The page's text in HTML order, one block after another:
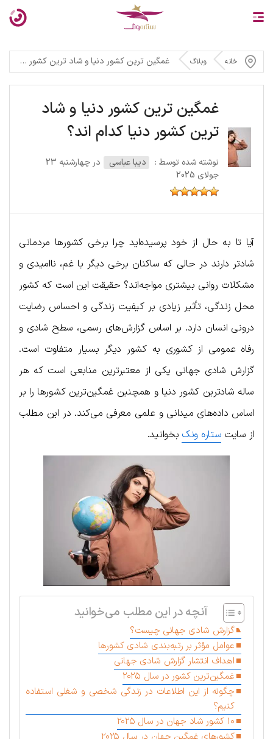
خانه وبلاگ غمگین ترین کشور دنیا و شاد ترین کشور دنیا کدام اند؟
غمگین ترین کشور دنیا و شاد
ترین کشور دنیا کدام اند؟
نوشته شده توسط : دیبا عباسی
در چهارشنبه 23
جولای 2025
آیا تا به حال از خود پرسیده‌اید چرا برخی کشورها مردمانی
شادتر دارند در حالی که ساکنان برخی دیگر با غم، ناامیدی و
مشکلات روانی بیشتری مواجه‌اند؟ حقیقت این است که کشور
محل زندگی، تأثیر زیادی بر کیفیت زندگی و احساس رضایت
درونی انسان دارد. بر اساس گزارش‌های رسمی، سطح شادی و
رفاه عمومی از کشوری به کشور دیگر بسیار متفاوت است.
گزارش شادی جهانی یکی از معتبرترین منابعی است که هر
ساله شادترین کشور دنیا و همچنین غمگین‌ترین کشورها را بر
اساس داده‌های میدانی و علمی معرفی می‌کند. در این مطلب
از سایت ستاره ونک بخوانید.
آنچه در این مطلب می‌خوانید
گزارش شادی جهانی چیست؟
عوامل مؤثر بر رتبه‌بندی شادی کشورها
اهداف انتشار گزارش شادی جهانی
غمگین‌ترین کشور در سال ۲۰۲۵
چگونه از این اطلاعات در زندگی شخصی و شغلی استفاده
کنیم؟
۱۰ کشور شاد جهان در سال ۲۰۲۵